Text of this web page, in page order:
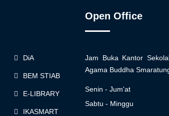
DiA
BEM STIAB
E-LIBRARY
IKASMART
Open Office
Jam Buka Kantor
Agama Buddha
Senin - Jum'at
Sabtu - Minggu